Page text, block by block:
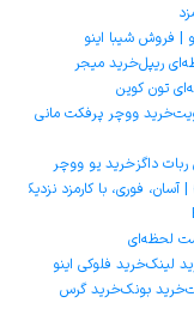
خرید میجر
تون کوین
خرید ووچر پرفکت مانی
خرید یو ووچر
لینکخرید فلوکی اینو
خرید بونکخرید گرس